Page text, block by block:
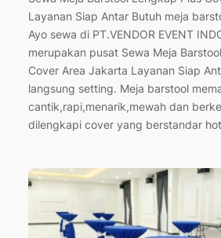
Layanan Siap Antar Butuh meja
Ayo sewa di PT.VENDOR EVENT
merupakan pusat Sewa Meja
Cover Area Jakarta Layanan Siap
langsung setting. Meja barstool
cantik,rapi,menarik,mewah dan
dilengkapi cover yang berstandar